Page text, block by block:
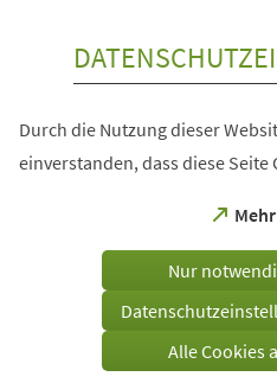
Durch die Nutzung dieser
einverstanden, dass diese Seite
(Öffnet
einem
Tab)
Nur
Alle Cookies